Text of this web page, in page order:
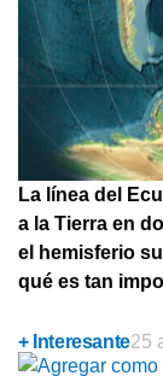
La línea del
a la Tierra en
el hemisferio
qué es tan
+ Interesante25